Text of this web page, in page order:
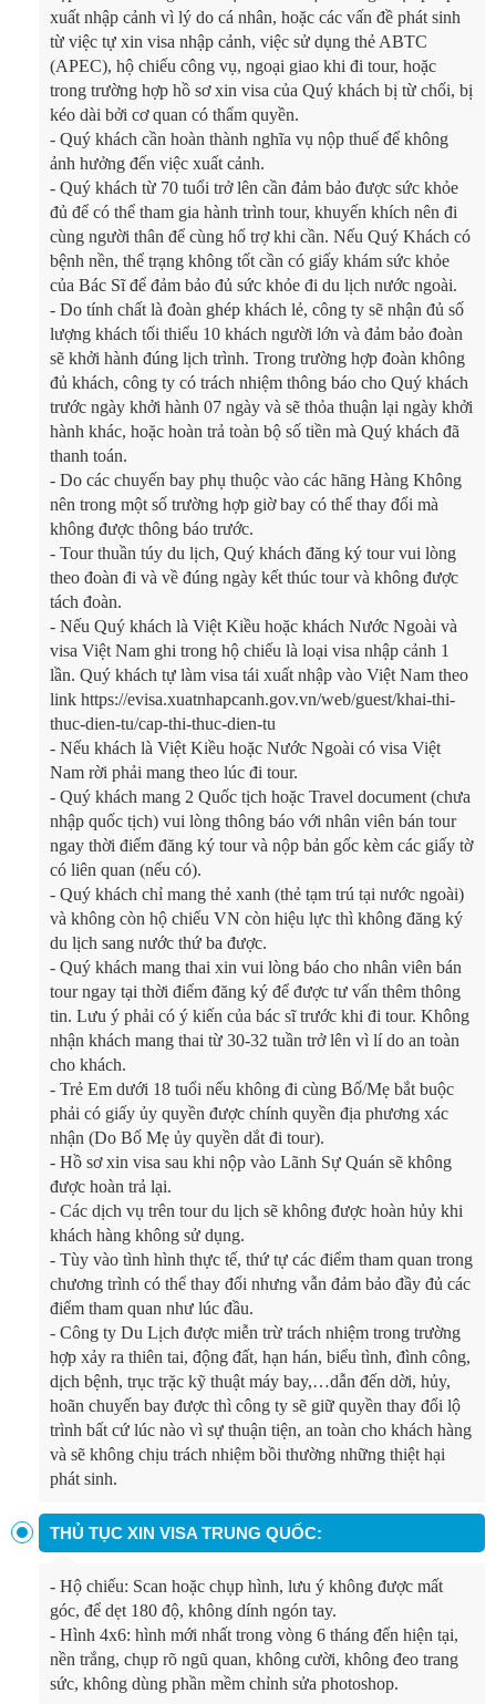
xuất nhập cảnh vì lý do cá nhân, hoặc các vấn đề phát sinh
từ việc tự xin visa nhập cảnh, việc sử dụng thẻ ABTC
(APEC), hộ chiếu công vụ, ngoại giao khi đi tour, hoặc
trong trường hợp hồ sơ xin visa của Quý khách bị từ chối, bị
kéo dài bởi cơ quan có thẩm quyền.
- Quý khách cần hoàn thành nghĩa vụ nộp thuế để không
ảnh hưởng đến việc xuất cảnh.
- Quý khách từ 70 tuổi trở lên cần đảm bảo được sức khỏe
đủ để có thể tham gia hành trình tour, khuyến khích nên đi
cùng người thân để cùng hổ trợ khi cần. Nếu Quý Khách có
bệnh nền, thể trạng không tốt cần có giấy khám sức khỏe
của Bác Sĩ để đảm bảo đủ sức khỏe đi du lịch nước ngoài.
- Do tính chất là đoàn ghép khách lẻ, công ty sẽ nhận đủ số
lượng khách tối thiểu 10 khách người lớn và đảm bảo đoàn
sẽ khởi hành đúng lịch trình. Trong trường hợp đoàn không
đủ khách, công ty có trách nhiệm thông báo cho Quý khách
trước ngày khởi hành 07 ngày và sẽ thỏa thuận lại ngày khởi
hành khác, hoặc hoàn trả toàn bộ số tiền mà Quý khách đã
thanh toán.
- Do các chuyến bay phụ thuộc vào các hãng Hàng Không
nên trong một số trường hợp giờ bay có thể thay đổi mà
không được thông báo trước.
- Tour thuần túy du lịch, Quý khách đăng ký tour vui lòng
theo đoàn đi và về đúng ngày kết thúc tour và không được
tách đoàn.
- Nếu Quý khách là Việt Kiều hoặc khách Nước Ngoài và
visa Việt Nam ghi trong hộ chiếu là loại visa nhập cảnh 1
lần. Quý khách tự làm visa tái xuất nhập vào Việt Nam theo
link https://evisa.xuatnhapcanh.gov.vn/web/guest/khai-thi-
thuc-dien-tu/cap-thi-thuc-dien-tu
- Nếu khách là Việt Kiều hoặc Nước Ngoài có visa Việt
Nam rời phải mang theo lúc đi tour.
- Quý khách mang 2 Quốc tịch hoặc Travel document (chưa
nhập quốc tịch) vui lòng thông báo với nhân viên bán tour
ngay thời điểm đăng ký tour và nộp bản gốc kèm các giấy tờ
có liên quan (nếu có).
- Quý khách chỉ mang thẻ xanh (thẻ tạm trú tại nước ngoài)
và không còn hộ chiếu VN còn hiệu lực thì không đăng ký
du lịch sang nước thứ ba được.
- Quý khách mang thai xin vui lòng báo cho nhân viên bán
tour ngay tại thời điểm đăng ký để được tư vấn thêm thông
tin. Lưu ý phải có ý kiến của bác sĩ trước khi đi tour. Không
nhận khách mang thai từ 30-32 tuần trở lên vì lí do an toàn
cho khách.
- Trẻ Em dưới 18 tuổi nếu không đi cùng Bố/Mẹ bắt buộc
phải có giấy ủy quyền được chính quyền địa phương xác
nhận (Do Bố Mẹ ủy quyền dắt đi tour).
- Hồ sơ xin visa sau khi nộp vào Lãnh Sự Quán sẽ không
được hoàn trả lại.
- Các dịch vụ trên tour du lịch sẽ không được hoàn hủy khi
khách hàng không sử dụng.
- Tùy vào tình hình thực tế, thứ tự các điểm tham quan trong
chương trình có thể thay đổi nhưng vẫn đảm bảo đầy đủ các
điểm tham quan như lúc đầu.
- Công ty Du Lịch được miễn trừ trách nhiệm trong trường
hợp xảy ra thiên tai, động đất, hạn hán, biểu tình, đình công,
dịch bệnh, trục trặc kỹ thuật máy bay,…dẫn đến dời, hủy,
hoãn chuyến bay được thì công ty sẽ giữ quyền thay đổi lộ
trình bất cứ lúc nào vì sự thuận tiện, an toàn cho khách hàng
và sẽ không chịu trách nhiệm bồi thường những thiệt hại
phát sinh.
THỦ TỤC XIN VISA TRUNG QUỐC:
- Hộ chiếu: Scan hoặc chụp hình, lưu ý không được mất
góc, để dẹt 180 độ, không dính ngón tay.
- Hình 4x6: hình mới nhất trong vòng 6 tháng đến hiện tại,
nền trắng, chụp rõ ngũ quan, không cười, không đeo trang
sức, không dùng phần mềm chỉnh sửa photoshop.